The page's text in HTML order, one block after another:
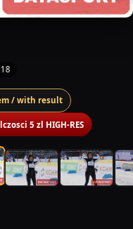
/ with result
5 zl HIGH-RES